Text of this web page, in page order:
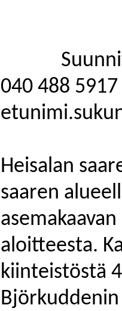
040 488 5917
Heisalan
saaren
aloitteesta.
kiinteistöstä